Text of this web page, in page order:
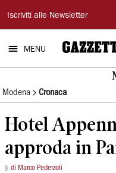
Gazzetta
di
Modena
Iscriviti alle Newsletter
MENU
Modena Cronaca
Hotel
approda in
di Marco Pederzoli